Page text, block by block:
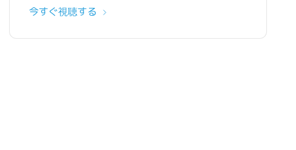
今すぐ視聴する